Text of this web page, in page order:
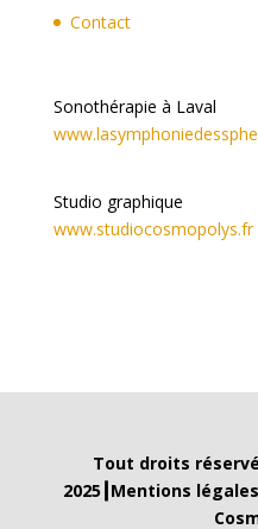
Contact
Sonothérapie à Laval
Studio graphique
www.studiocosmopolys.fr
Tout droits
2025┃ Mentions légales